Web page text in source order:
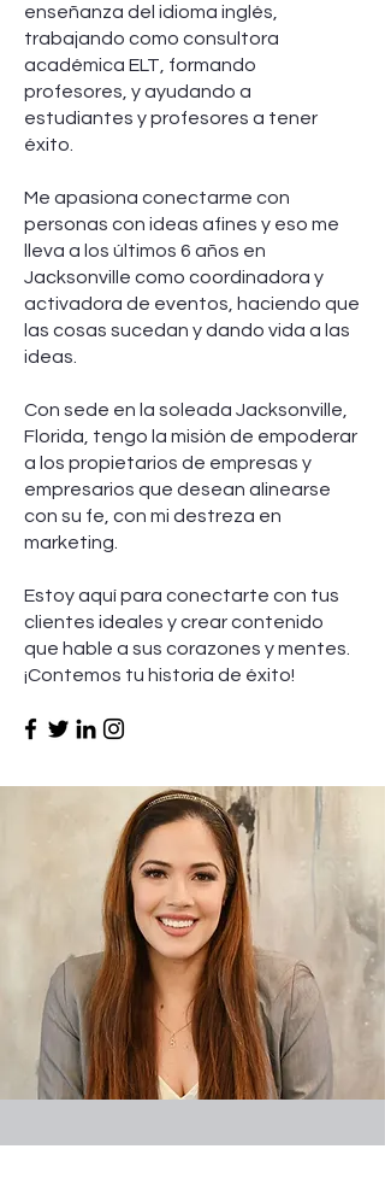
enseñanza del idioma inglés,
trabajando como consultora
académica ELT, formando
profesores, y ayudando a
estudiantes y profesores a tener
éxito.
Me apasiona conectarme con
personas con ideas afines y eso me
lleva a los últimos 6 años en
Jacksonville como coordinadora y
activadora de eventos, haciendo que
las cosas sucedan y dando vida a las
ideas.
Con sede en la soleada Jacksonville,
Florida, tengo la misión de empoderar
a los propietarios de empresas y
empresarios que desean alinearse
con su fe, con mi destreza en
marketing.
Estoy aquí para conectarte con tus
clientes ideales y crear contenido
que hable a sus corazones y mentes.
¡Contemos tu historia de éxito!